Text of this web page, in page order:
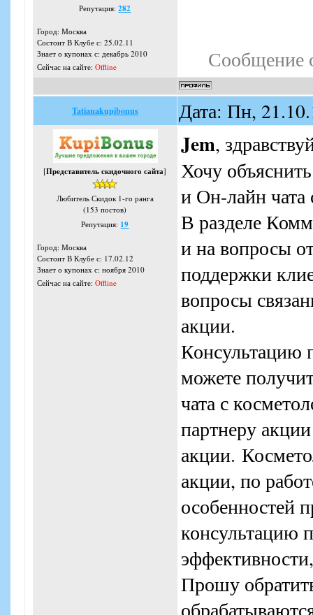
Репутация:282
Город: Москва
Состоит В Клубе с: 25.02.11
Знает о купонах с: декабрь 2010
Сейчас на сайте: Offline Сообщение
Tatianakupibonus Дата: Пн,
[Представитель скидочного сайта]
Любитель Скидок 1-го ранга
(153 постов)
Репутация: 19
Город: Москва
Состоит В Клубе с: 17.02.12
Знает о купонах с: ноября 2010
Сейчас на сайте: Offline
Jem,
Хочу
и Он-лайн чата
В разделе
и на вопросы
поддержки
вопросы
акции.
Консультацию
можете
чата с
партнеру
акции.
акции, по
особенностей
консультацию
Прошу